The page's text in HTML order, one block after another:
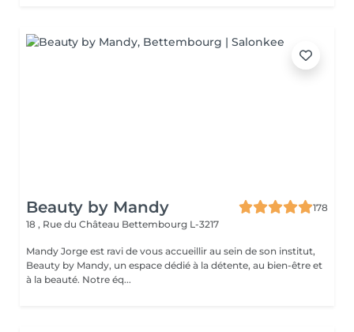
Beauty by Mandy
178
18 , Rue du Château Bettembourg L-3217
Mandy Jorge est ravi de vous accueillir au sein de son institut,
Beauty by Mandy, un espace dédié à la détente, au bien-être et
à la beauté. Notre éq...